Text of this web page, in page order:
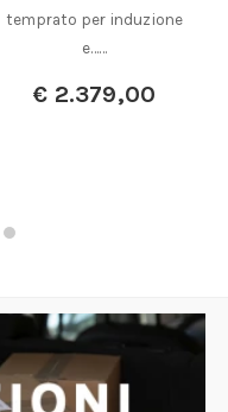
temprato per induzione
e……
€ 2.379,00